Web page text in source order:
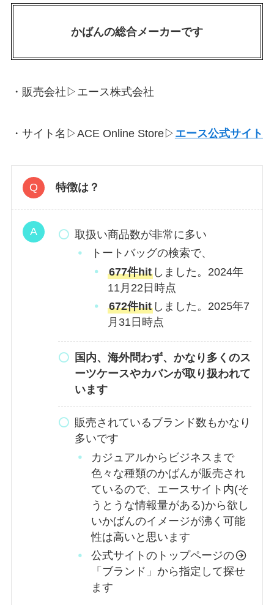
かばんの総合メーカーです
・販売会社▷エース株式会社
・サイト名▷ACE Online Store▷ エース公式サイト
特徴は？
取扱い商品数が非常に多い
トートバッグの検索で、
677件hitしました。2024年
11月22日時点
672件hitしました。2025年7
月31日時点
国内、海外問わず、かなり多くのス
ーツケースやカバンが取り扱われて
います
販売されているブランド数もかなり
多いです
カジュアルからビジネスまで
色々な種類のかばんが販売され
ているので、エースサイト内(そ
うとうな情報量がある)から欲し
いかばんのイメージが沸く可能
性は高いと思います
公式サイトのトップページの
「ブランド」から指定して探せ
ます